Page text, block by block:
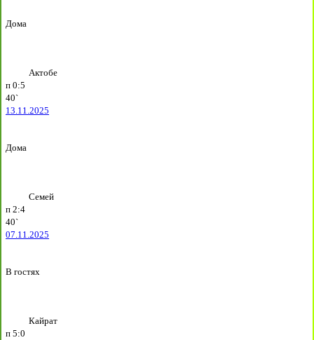
Дома
Актобе
п 0:5
40`
13.11.2025
Дома
Семей
п 2:4
40`
07.11.2025
В гостях
Кайрат
п 5:0